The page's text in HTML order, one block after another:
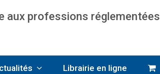
aux professions réglementées
Librairie en ligne